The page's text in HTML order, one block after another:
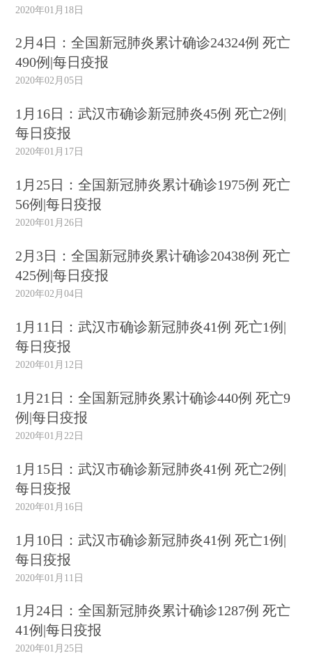
2020年01月18日
2月4日：全国新冠肺炎累计确诊24324例 死亡
490例|每日疫报
2020年02月05日
1月16日：武汉市确诊新冠肺炎45例 死亡2例|
每日疫报
2020年01月17日
1月25日：全国新冠肺炎累计确诊1975例 死亡
56例|每日疫报
2020年01月26日
2月3日：全国新冠肺炎累计确诊20438例 死亡
425例|每日疫报
2020年02月04日
1月11日：武汉市确诊新冠肺炎41例 死亡1例|
每日疫报
2020年01月12日
1月21日：全国新冠肺炎累计确诊440例 死亡9
例|每日疫报
2020年01月22日
1月15日：武汉市确诊新冠肺炎41例 死亡2例|
每日疫报
2020年01月16日
1月10日：武汉市确诊新冠肺炎41例 死亡1例|
每日疫报
2020年01月11日
1月24日：全国新冠肺炎累计确诊1287例 死亡
41例|每日疫报
2020年01月25日